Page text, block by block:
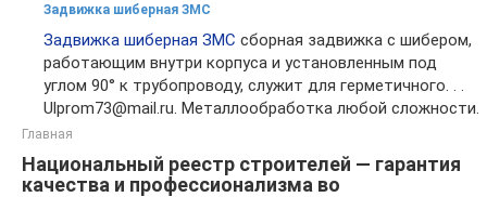
Задвижка шиберная ЗМС
Задвижка шиберная ЗМС сборная задвижка с шибером,
работающим внутри корпуса и установленным под
углом 90° к трубопроводу, служит для герметичного. . .
Ulprom73@mail.ru. Металлообработка любой сложности.
Главная
Национальный реестр строителей — гарантия
качества и профессионализма во